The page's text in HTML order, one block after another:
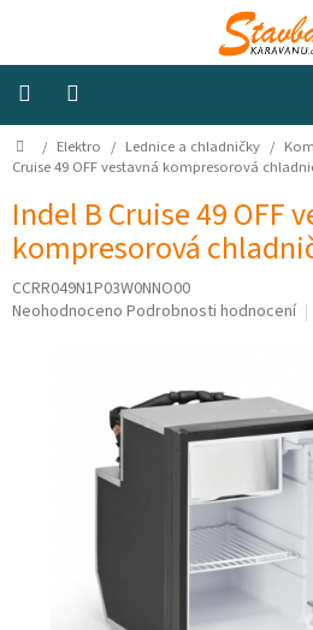
Izolace
a
Konstrukční
materiály
Domů
/ Elektro / Lednice a chladničky /
Cruise 49 OFF vestavná kompresorová
Indel B Cruise 49 OFF
kompresorová
CCRR049N1P03W0NNO00
Průměrné
Neohodnoceno Podrobnosti hodnocení